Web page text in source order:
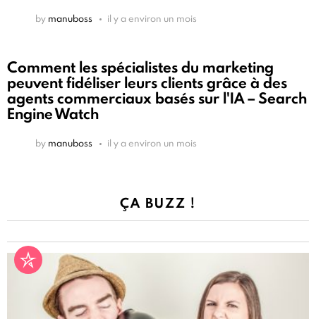
by manuboss il y a environ un mois
Comment les spécialistes du marketing
peuvent fidéliser leurs clients grâce à des
agents commerciaux basés sur l'IA – Search
Engine Watch
by manuboss il y a environ un mois
ÇA BUZZ !